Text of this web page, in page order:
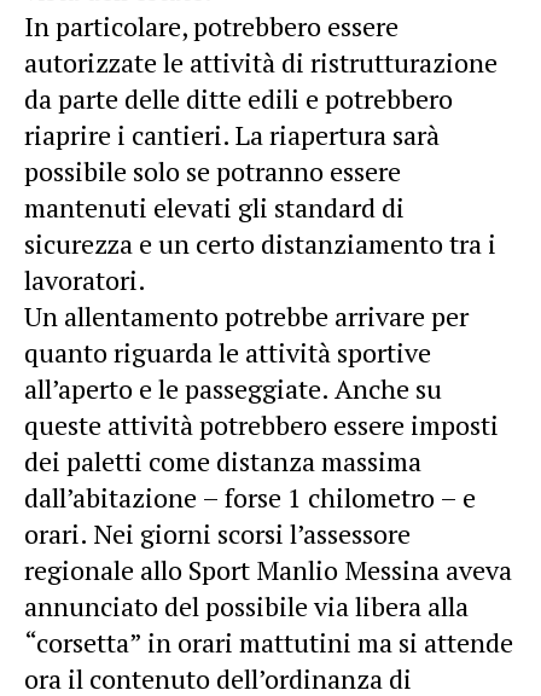
In particolare, potrebbero essere
autorizzate le attività di ristrutturazione
da parte delle ditte edili e potrebbero
riaprire i cantieri. La riapertura sarà
possibile solo se potranno essere
mantenuti elevati gli standard di
sicurezza e un certo distanziamento tra i
lavoratori.
Un allentamento potrebbe arrivare per
quanto riguarda le attività sportive
all’aperto e le passeggiate. Anche su
queste attività potrebbero essere imposti
dei paletti come distanza massima
dall’abitazione – forse 1 chilometro – e
orari. Nei giorni scorsi l’assessore
regionale allo Sport Manlio Messina aveva
annunciato del possibile via libera alla
“corsetta” in orari mattutini ma si attende
ora il contenuto dell’ordinanza di